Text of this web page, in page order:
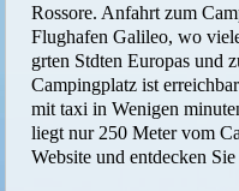
Rossore. Anfahrt zum
Flughafen Galileo, wo
grten Stdten Europas und
Campingplatz ist
mit taxi in Wenigen
liegt nur 250 Meter vom
Website und entdecken